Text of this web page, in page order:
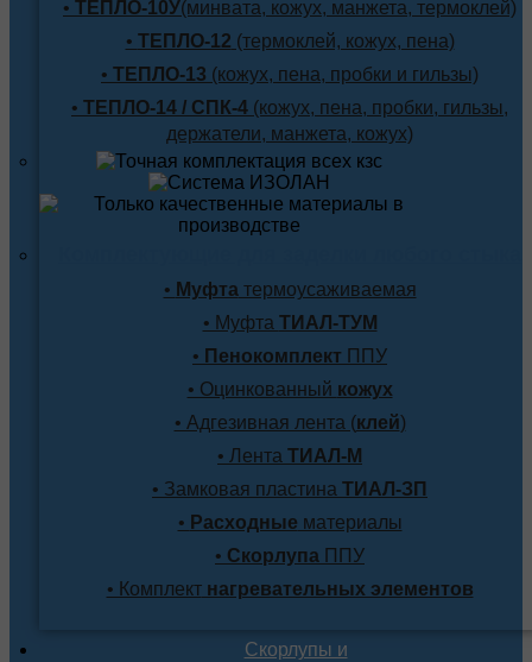
• ТЕПЛО-10У(минвата, кожух, манжета, термоклей)
• ТЕПЛО-12 (термоклей, кожух, пена)
• ТЕПЛО-13 (кожух, пена, пробки и гильзы)
• ТЕПЛО-14 / СПК-4 (кожух, пена, пробки, гильзы,
держатели, манжета, кожух)
• Муфтатермоусаживаемая
• Муфта ТИАЛ-ТУМ
• Пенокомплект ППУ
• Оцинкованный кожух
• Адгезивная лента (клей)
• Лента ТИАЛ-М
• Замковая пластина ТИАЛ-ЗП
• Расходные материалы
• Скорлупа ППУ
• Комплектнагревательных элементов
Скорлупы и